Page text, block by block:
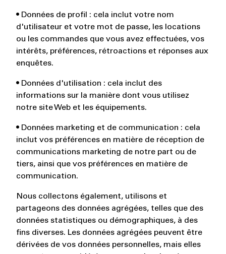
• Données de profil : cela inclut votre nom
d'utilisateur et votre mot de passe, les locations
ou les commandes que vous avez effectuées, vos
intérêts, préférences, rétroactions et réponses aux
enquêtes.
• Données d'utilisation : cela inclut des
informations sur la manière dont vous utilisez
notre site Web et les équipements.
• Données marketing et de communication : cela
inclut vos préférences en matière de réception de
communications marketing de notre part ou de
tiers, ainsi que vos préférences en matière de
communication.
Nous collectons également, utilisons et
partageons des données agrégées, telles que des
données statistiques ou démographiques, à des
fins diverses. Les données agrégées peuvent être
dérivées de vos données personnelles, mais elles